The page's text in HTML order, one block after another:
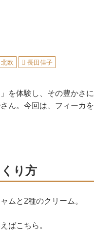
北欧 長田佳子
」を体験し、その豊かさ
さん。今回は、フィーカ
り方
ムと2種のクリーム。
ばこちら。